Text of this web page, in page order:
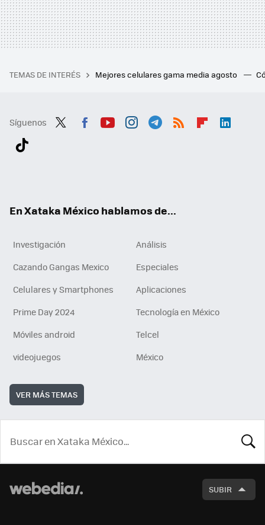
TEMAS DE INTERÉS Mejores celulares gama media agosto
Síguenos
En Xataka México hablamos de...
Investigación
Análisis
Cazando Gangas Mexico
Especiales
Celulares y Smartphones
Aplicaciones
Prime Day 2024
Tecnología en México
Móviles android
Telcel
videojuegos
México
VER MÁS TEMAS
SUBIR